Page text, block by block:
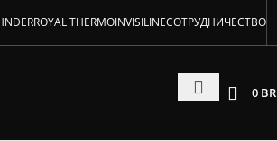
под заказ
ROYAL THERMOINVISILINEСОТРУДНИЧЕСТВО
0 BR